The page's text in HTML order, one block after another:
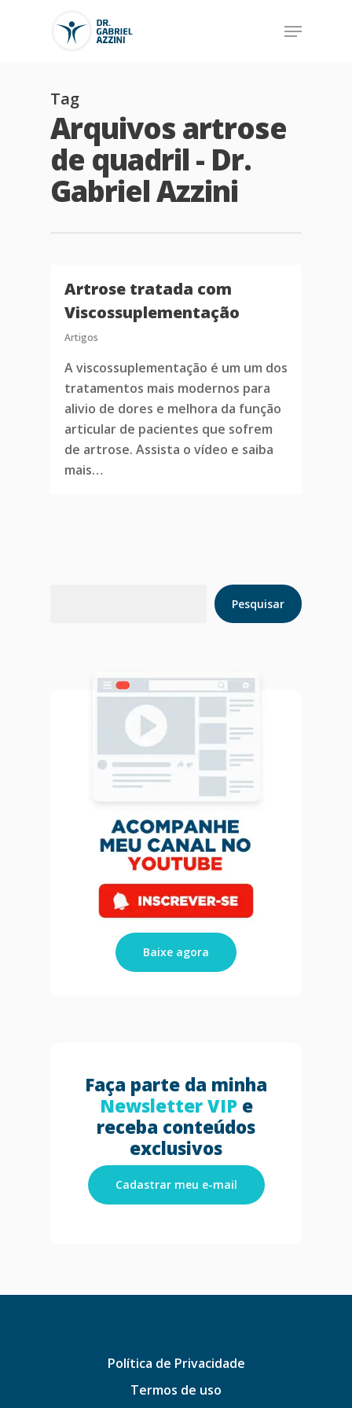
Tag
Arquivos artrose
de quadril - Dr.
Gabriel Azzini
Artrose tratada com
Viscossuplementação
Artigos
A viscossuplementação é um um dos
tratamentos mais modernos para
alivio de dores e melhora da função
articular de pacientes que sofrem
de artrose. Assista o vídeo e saiba
mais…
Pesquisar
Baixe agora
Faça parte da minha
Newsletter VIPe
receba conteúdos
exclusivos
Cadastrar meu e-mail
Política de Privacidade
Termos de uso
Home
Blog
Agendar Consulta
Livro 128 Receitas
Contato
Publicações